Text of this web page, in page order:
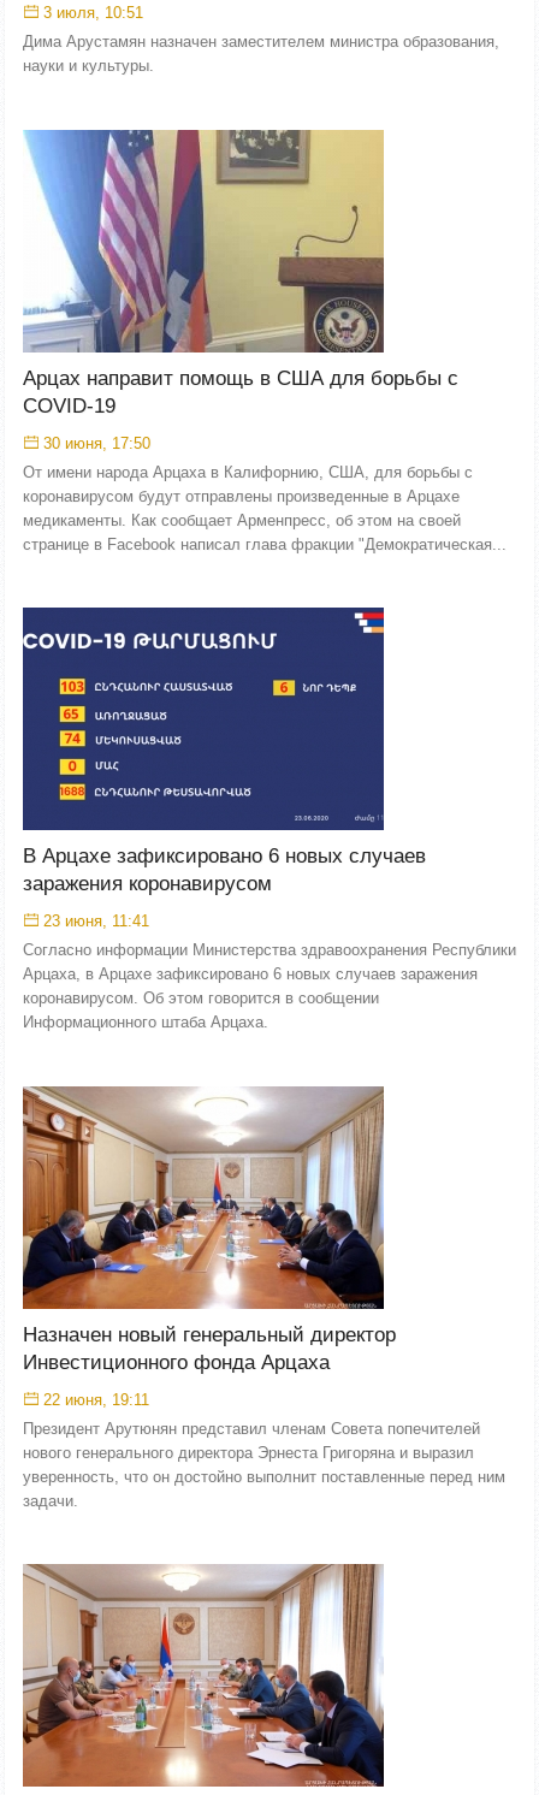
3 июля, 10:51
Дима Арустамян назначен заместителем министра образования,
науки и культуры.
Арцах направит помощь в США для борьбы с
COVID-19
30 июня, 17:50
От имени народа Арцаха в Калифорнию, США, для борьбы с
коронавирусом будут отправлены произведенные в Арцахе
медикаменты. Как сообщает Арменпресс, об этом на своей
странице в Facebook написал глава фракции "Демократическая...
В Арцахе зафиксировано 6 новых случаев
заражения коронавирусом
23 июня, 11:41
Согласно информации Министерства здравоохранения Республики
Арцаха, в Арцахе зафиксировано 6 новых случаев заражения
коронавирусом. Об этом говорится в сообщении
Информационного штаба Арцаха.
Назначен новый генеральный директор
Инвестиционного фонда Арцаха
22 июня, 19:11
Президент Арутюнян представил членам Совета попечителей
нового генерального директора Эрнеста Григоряна и выразил
уверенность, что он достойно выполнит поставленные перед ним
задачи.